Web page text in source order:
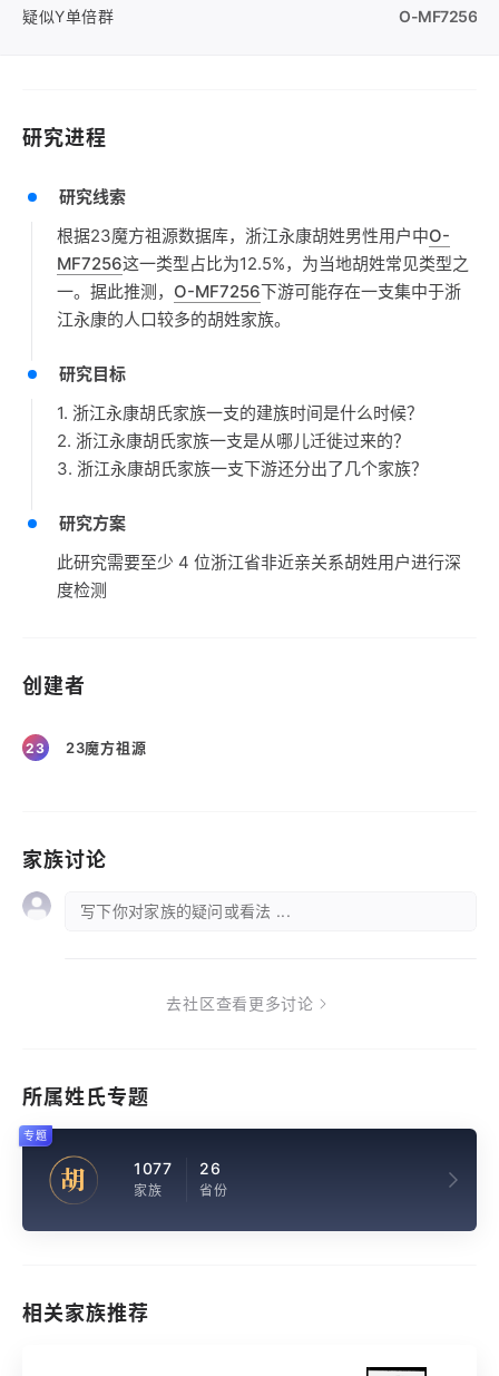
疑似Y单倍群 O-MF7256
研究进程
研究线索
根据23魔方祖源数据库，浙江永康胡姓男性用户中O-
MF7256这一类型占比为12.5%，为当地胡姓常见类型之
一。据此推测， O-MF7256下游可能存在一支集中于浙
江永康的人口较多的胡姓家族。
研究目标
1. 浙江永康胡氏家族一支的建族时间是什么时候？
2. 浙江永康胡氏家族一支是从哪儿迁徙过来的？
3. 浙江永康胡氏家族一支下游还分出了几个家族？
研究方案
此研究需要至少 4 位浙江省非近亲关系胡姓用户进行深
度检测
创建者
23 23魔方祖源
家族讨论
写下你对家族的疑问或看法 ...
去社区查看更多讨论
所属姓氏专题
胡 1077
家族
26
省份
专题
相关家族推荐